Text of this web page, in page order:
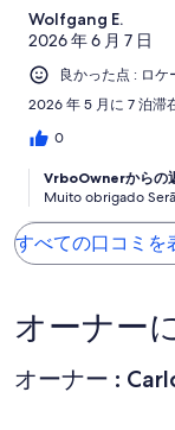
Wolfgang E.
2026 年 6 月 7 日
良かった点 : ロケ
2026 年 5 月に 7 泊滞
0
VrboOwnerからの
Muito obrigado
すべての口コミを
オーナー
オーナー :